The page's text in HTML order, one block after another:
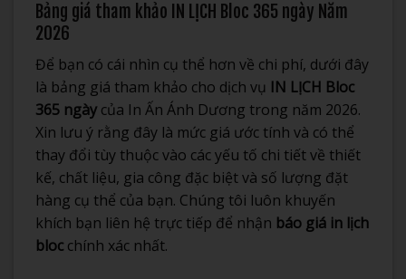
Bảng giá tham khảo IN LỊCH Bloc 365 ngày Năm
2026
Để bạn có cái nhìn cụ thể hơn về chi phí, dưới đây
là bảng giá tham khảo cho dịch vụ IN LỊCH Bloc
365 ngày của In Ấn Ánh Dương trong năm 2026.
Xin lưu ý rằng đây là mức giá ước tính và có thể
thay đổi tùy thuộc vào các yếu tố chi tiết về thiết
kế, chất liệu, gia công đặc biệt và số lượng đặt
hàng cụ thể của bạn. Chúng tôi luôn khuyến
khích bạn liên hệ trực tiếp để nhận báo giá in lịch
bloc chính xác nhất.